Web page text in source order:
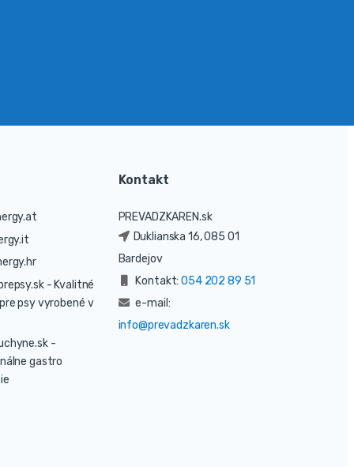
- Kvalitné
psy vyrobené v
-
gastro
Kontakt
PREVADZKAREN.sk
Duklianska 16, 085 01
Bardejov
Kontakt:054 202 89 51
e-mail:
info@prevadzkaren.sk